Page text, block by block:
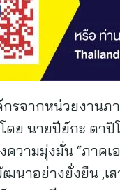
รจากหน่วยงานภ
ดย นายปีย์กะ ตา
ความมุ่งมั่น “ภา
าอย่างยั่งยืน ,เส